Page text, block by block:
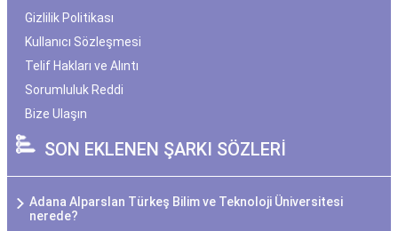
Gizlilik Politikası
Kullanıcı Sözleşmesi
Telif Hakları ve Alıntı
Sorumluluk Reddi
Bize Ulaşın
SON EKLENEN ŞARKI SÖZLERİ
Adana Alparslan Türkeş Bilim ve Teknoloji Üniversitesi
nerede?